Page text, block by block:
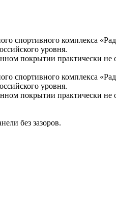
спортивного комплекса
уровня.
покрытии практически не
спортивного комплекса
уровня.
покрытии практически не
без зазоров.